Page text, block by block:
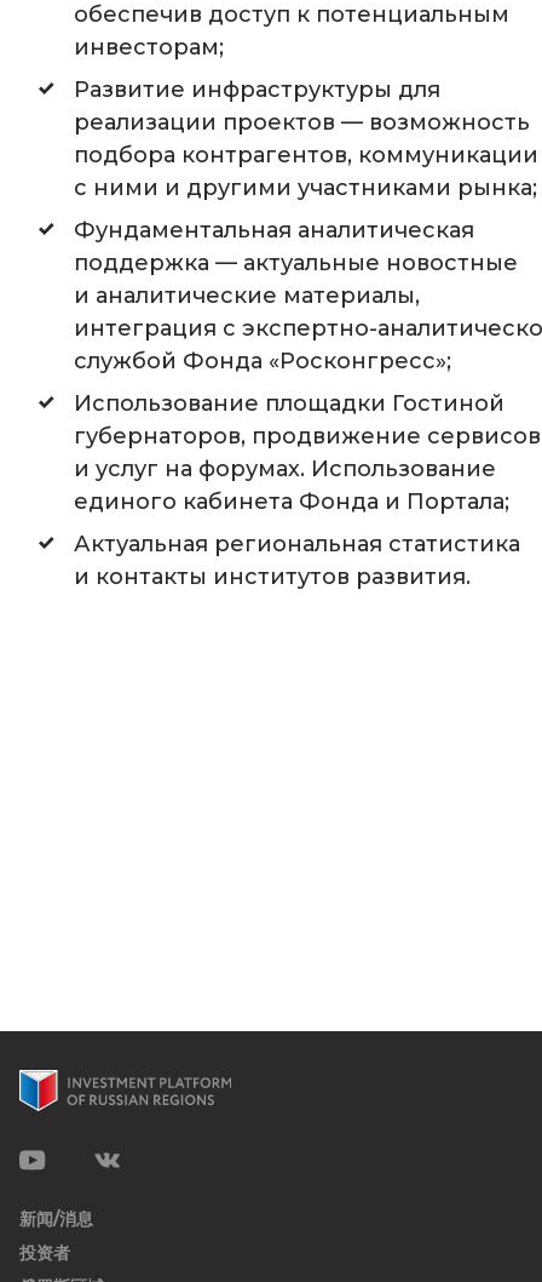
обеспечив доступ к потенциальным
инвесторам;
Развитие инфраструктуры для
реализации проектов — возможность
подбора контрагентов, коммуникации
с ними и другими участниками рынка;
Фундаментальная аналитическая
поддержка — актуальные новостные
и аналитические материалы,
интеграция с экспертно-
службой Фонда «Росконгресс»;
Использование площадки Гостиной
губернаторов, продвижение сервисов
и услуг на форумах. Использование
единого кабинета Фонда и Портала;
Актуальная региональная статистика
и контакты институтов развития.
新闻/消息
投资者